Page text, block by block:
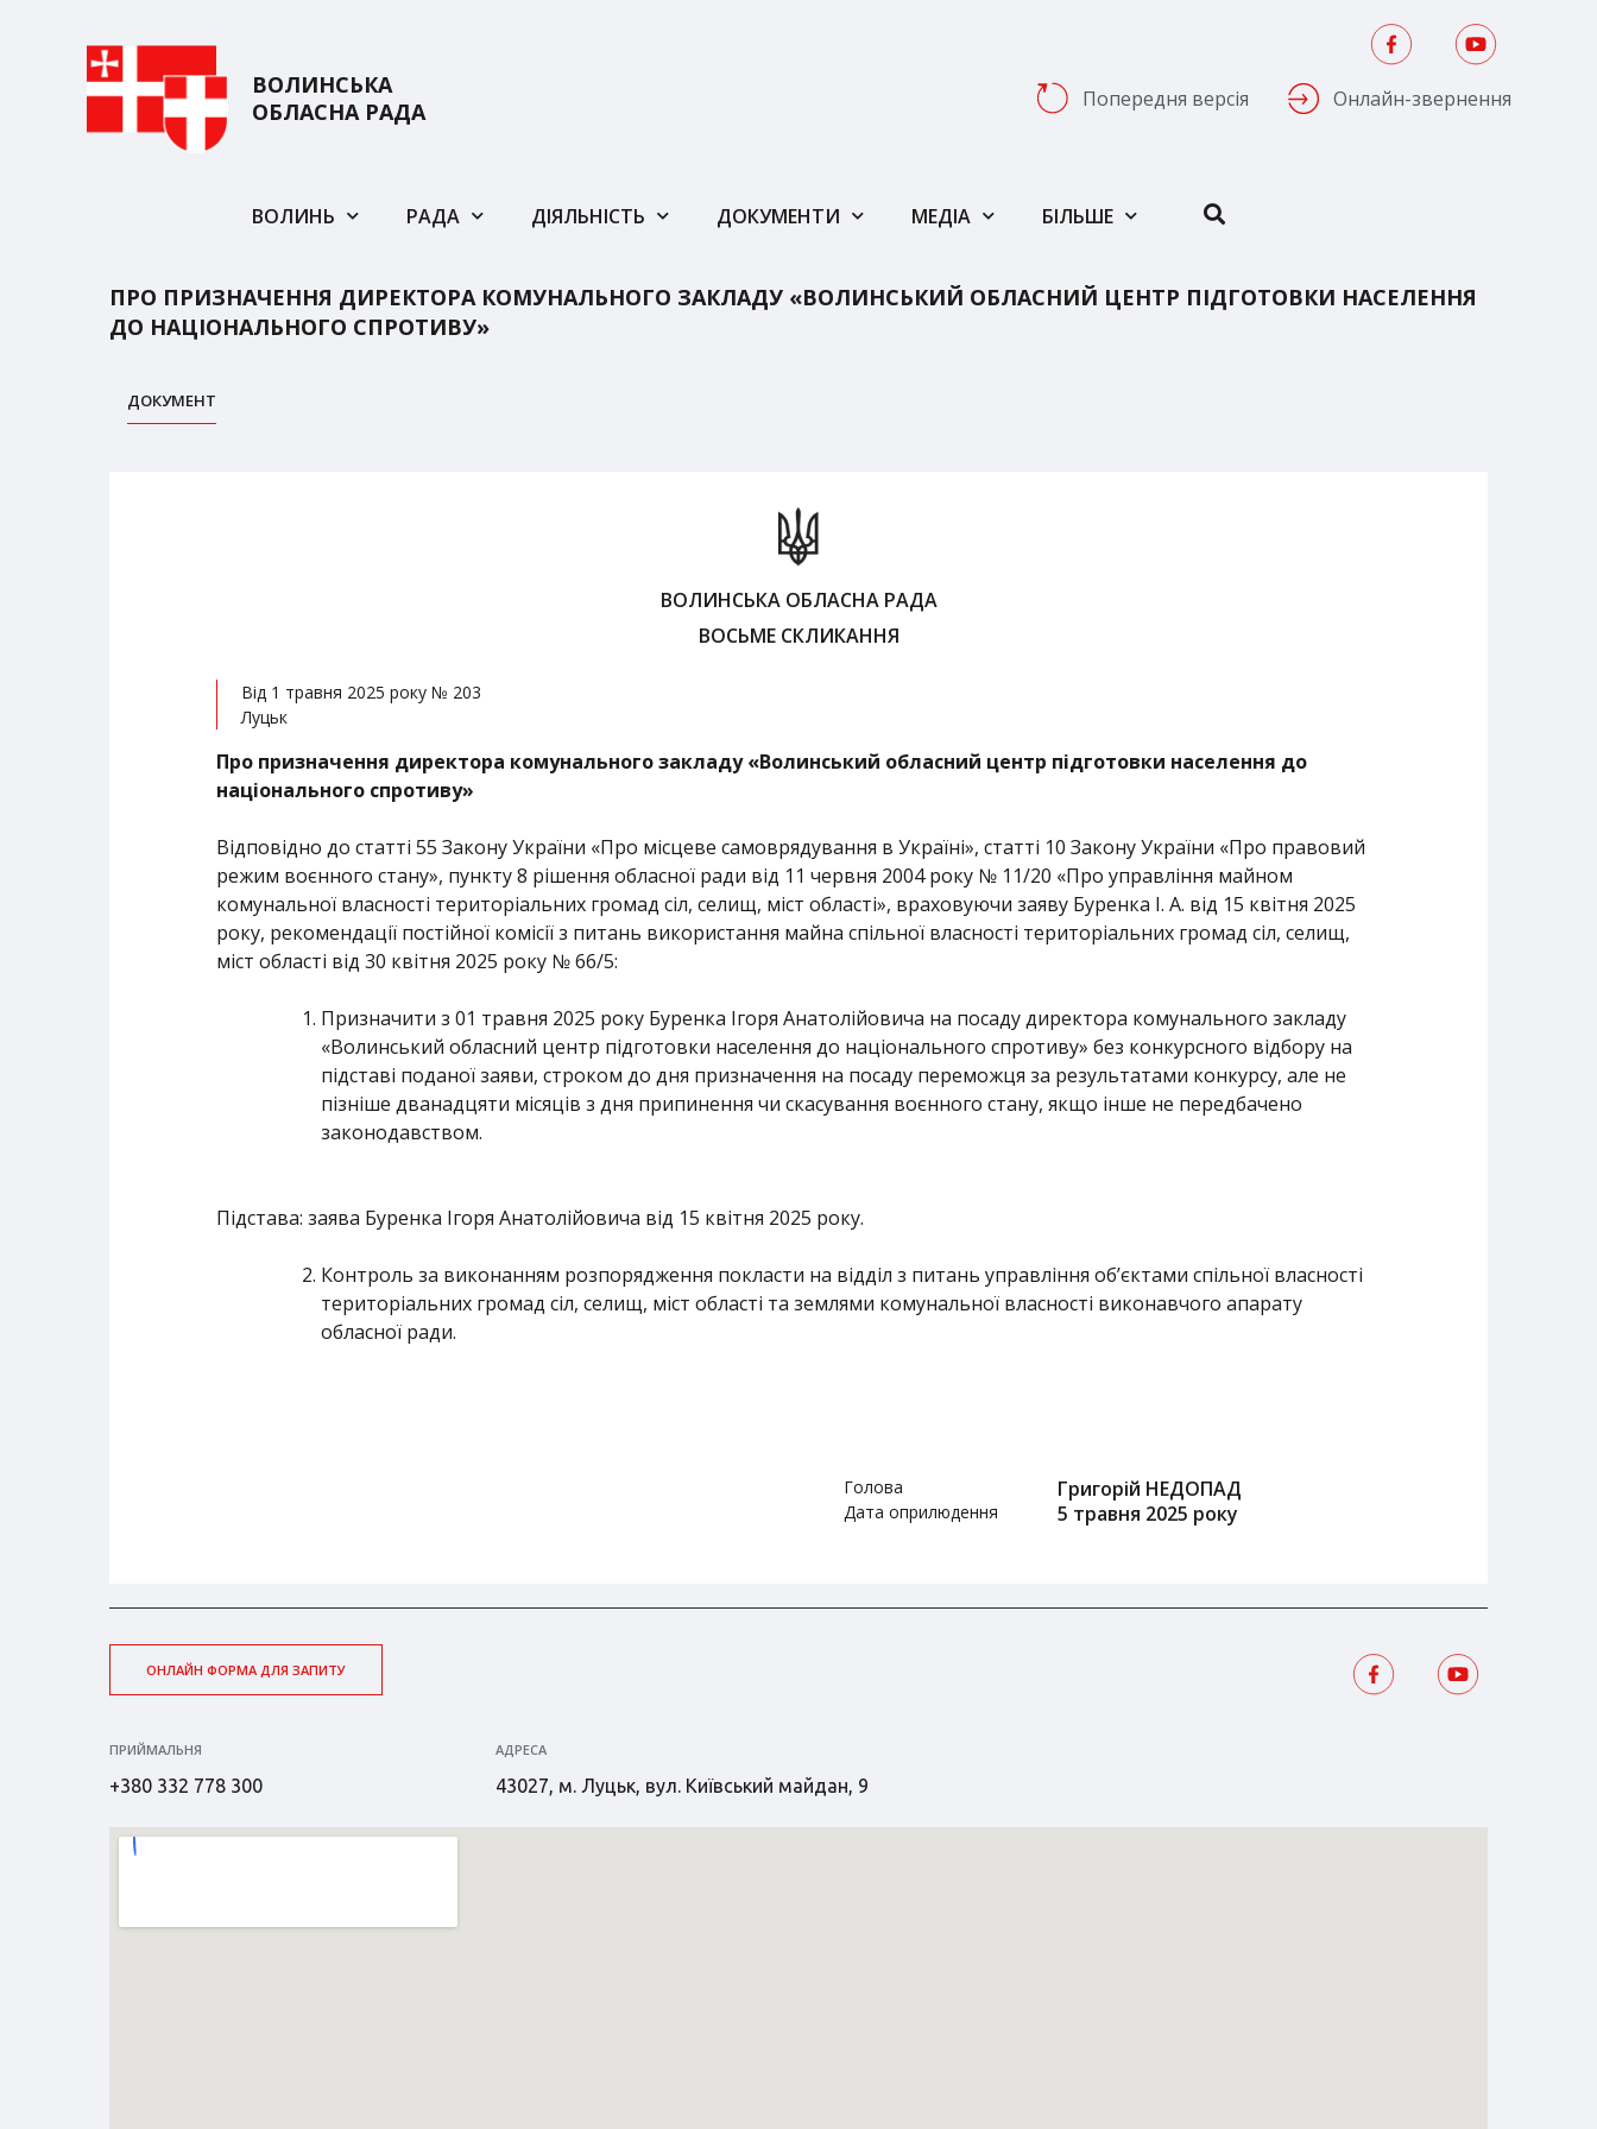
ВОЛИНСЬКА
ОБЛАСНА РАДА
Попередня версія Онлайн-звернення
ВОЛИНЬ РАДА ДІЯЛЬНІСТЬ ДОКУМЕНТИ МЕДІА БІЛЬШЕ
ПРО ПРИЗНАЧЕННЯ ДИРЕКТОРА КОМУНАЛЬНОГО ЗАКЛАДУ «ВОЛИНСЬКИЙ ОБЛАСНИЙ ЦЕНТР ПІДГОТОВКИ НАСЕЛЕННЯ
ДО НАЦІОНАЛЬНОГО СПРОТИВУ»
ДОКУМЕНТ
ВОЛИНСЬКА ОБЛАСНА РАДА
ВОСЬМЕ СКЛИКАННЯ
Від 1 травня 2025 року № 203
Луцьк
Про призначення директора комунального закладу «Волинський обласний центр підготовки населення до
національного спротиву»
Відповідно до статті 55 Закону України «Про місцеве самоврядування в Україні», статті 10 Закону України «Про правовий
режим воєнного стану», пункту 8 рішення обласної ради від 11 червня 2004 року № 11/20 «Про управління майном
комунальної власності територіальних громад сіл, селищ, міст області», враховуючи заяву Буренка І. А. від 15 квітня 2025
року, рекомендації постійної комісії з питань використання майна спільної власності територіальних громад сіл, селищ,
міст області від 30 квітня 2025 року № 66/5:
Призначити з 01 травня 2025 року Буренка Ігоря Анатолійовича на посаду директора комунального закладу
«Волинський обласний центр підготовки населення до національного спротиву» без конкурсного відбору на
підставі поданої заяви, строком до дня призначення на посаду переможця за результатами конкурсу, але не
пізніше дванадцяти місяців з дня припинення чи скасування воєнного стану, якщо інше не передбачено
законодавством.
Підстава: заява Буренка Ігоря Анатолійовича від 15 квітня 2025 року.
Контроль за виконанням розпорядження покласти на відділ з питань управління об’єктами спільної власності
територіальних громад сіл, селищ, міст області та землями комунальної власності виконавчого апарату
обласної ради.
Голова Григорій НЕДОПАД
Дата оприлюдення 5 травня 2025 року
ОНЛАЙН ФОРМА ДЛЯ ЗАПИТУ
ПРИЙМАЛЬНЯ
+380 332 778 300
АДРЕСА
43027, м. Луцьк, вул. Київський майдан, 9